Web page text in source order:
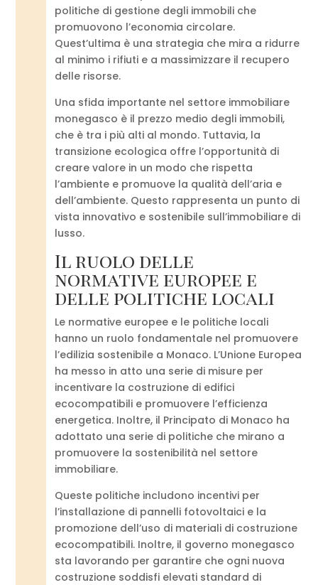
politiche di gestione degli immobili che
promuovono l’economia circolare.
Quest’ultima è una strategia che mira a ridurre
al minimo i rifiuti e a massimizzare il recupero
delle risorse.
Una sfida importante nel settore immobiliare
monegasco è il prezzo medio degli immobili,
che è tra i più alti al mondo. Tuttavia, la
transizione ecologica offre l’opportunità di
creare valore in un modo che rispetta
l’ambiente e promuove la qualità dell’aria e
dell’ambiente. Questo rappresenta un punto di
vista innovativo e sostenibile sull’immobiliare di
lusso.
Il ruolo delle
normative europee e
delle politiche locali
Le normative europee e le politiche locali
hanno un ruolo fondamentale nel promuovere
l’edilizia sostenibile a Monaco. L’Unione Europea
ha messo in atto una serie di misure per
incentivare la costruzione di edifici
ecocompatibili e promuovere l’efficienza
energetica. Inoltre, il Principato di Monaco ha
adottato una serie di politiche che mirano a
promuovere la sostenibilità nel settore
immobiliare.
Queste politiche includono incentivi per
l’installazione di pannelli fotovoltaici e la
promozione dell’uso di materiali di costruzione
ecocompatibili. Inoltre, il governo monegasco
sta lavorando per garantire che ogni nuova
costruzione soddisfi elevati standard di